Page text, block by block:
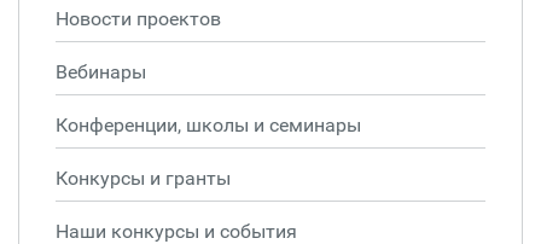
Новости проектов
Вебинары
Конференции, школы и семинары
Конкурсы и гранты
Наши конкурсы и события